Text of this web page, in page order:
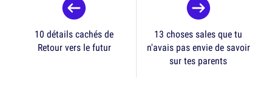
10 détails cachés de
Retour vers le futur
13 choses sales que tu
n'avais pas envie de savoir
sur tes parents